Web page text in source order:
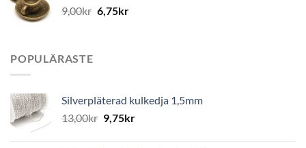
9,00kr 6,75kr
POPULÄRASTE
Silverpläterad kulkedja 1,5mm
13,00kr 9,75kr